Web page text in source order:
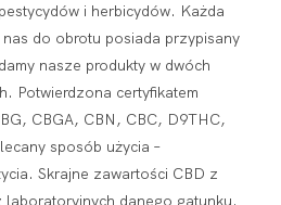
i herbicydów. Każda
do obrotu posiada przypisany
nasze produkty w dwóch
Potwierdzona certyfikatem
CBGA, CBN, CBC, D9THC,
sposób użycia –
Skrajne zawartości CBD z
danego gatunku.